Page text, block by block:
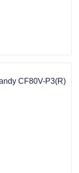
CF80V-P3(R)